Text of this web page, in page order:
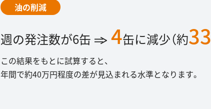
油の削減
週の発注数が6缶 4缶に減少（約33
この結果をもとに試算すると、
年間で約40万円程度の差が見込まれる水準となります。